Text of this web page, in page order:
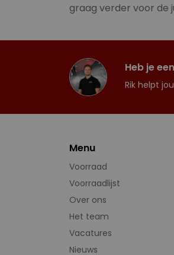
graag verder voor de
Heb je
Rik helpt
Menu
Voorraad
Voorraadlijst
Over ons
Het team
Vacatures
Nieuws